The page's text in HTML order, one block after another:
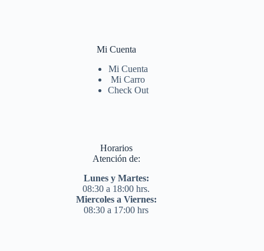
Mi Cuenta
Mi Cuenta
Mi Carro
Check Out
Horarios
Atención de:
Lunes y Martes:
08:30 a 18:00 hrs.
Miercoles a Viernes:
08:30 a 17:00 hrs